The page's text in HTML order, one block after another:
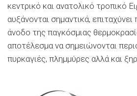
κεντρικό και ανατολικό τροπικό
αυξάνονται σημαντικά,
άνοδο της παγκόσμιας
αποτέλεσμα να σημειώνονται
πυρκαγιές, πλημμύρες αλλά και